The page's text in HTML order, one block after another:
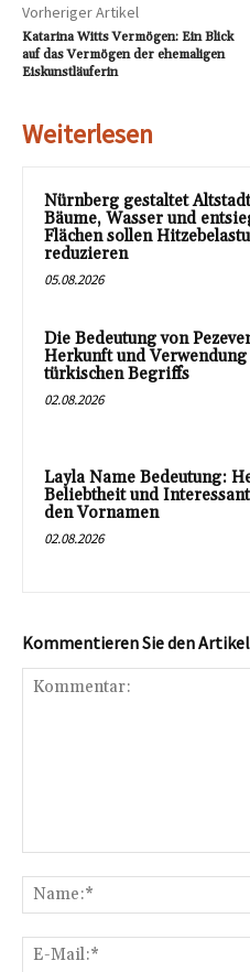
Vorheriger Artikel
Katarina Witts Vermögen: Ein Blick
auf das Vermögen der ehemaligen
Eiskunstläuferin
Weiterlesen
Nürnberg gestaltet
Bäume, Wasser und
Flächen sollen
reduzieren
05.08.2026
Die Bedeutung von
Herkunft und Verwendung
türkischen Begriffs
02.08.2026
Layla Name Bedeutung:
Beliebtheit und
den Vornamen
02.08.2026
Kommentieren Sie den Artikel